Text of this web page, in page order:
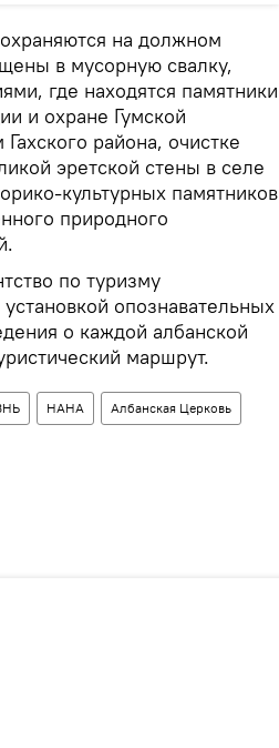
на должном
в мусорную свалку,
где находятся памятники
и охране Гумской
района, очистке
эретской стены в селе
культурных памятников
природного
по туризму
опознавательных
о каждой албанской
маршрут.
НАНА Албанская Церковь